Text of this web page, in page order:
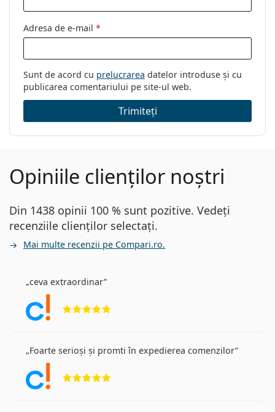
Adresa de e-mail *
Sunt de acord cu prelucrarea datelor introduse și cu
publicarea comentariului pe site-ul web.
Trimiteți
Opiniile clienților noștri
Din 1438 opinii 100 % sunt pozitive. Vedeți
recenziile clienților selectați.
Mai multe recenzii pe Compari.ro.
ceva extraordinar
Foarte serioși și promti în expedierea comenzilor